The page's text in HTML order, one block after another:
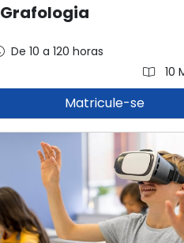
Grafologia
De 10 a 120 horas
10
Matricule-se